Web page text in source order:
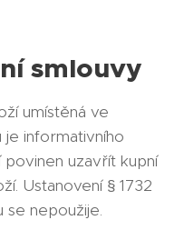
smlouvy
umístěná ve
informativního
povinen uzavřít kupní
Ustanovení § 1732
se nepoužije.